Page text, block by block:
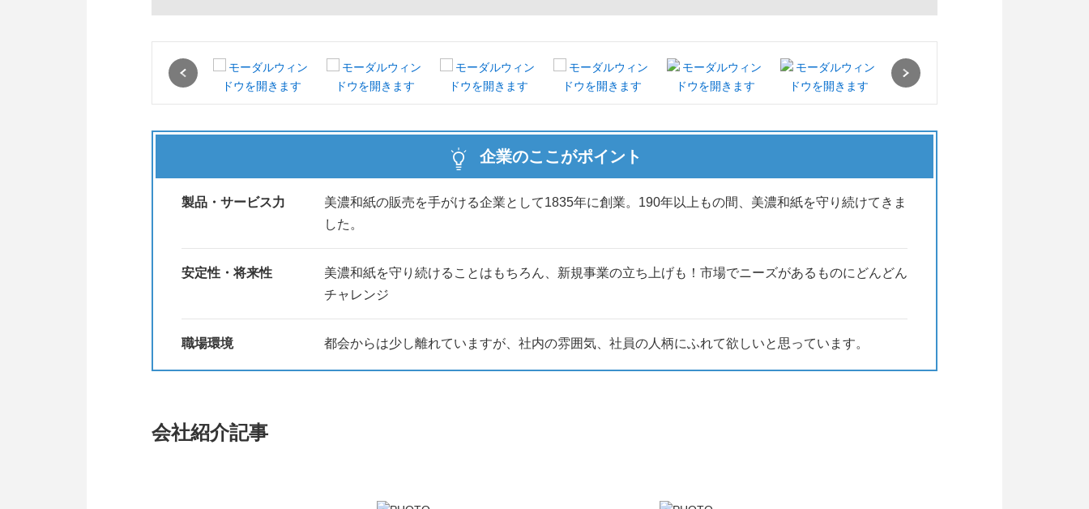
して大切に守りつつも、それに固執することなく、定評のある企画力とデザイン力を生かした商品開発で、常に新しい事業展開を目指して
おります。
していただいております。
タチでブランドごとに企画・提案していく…そんな仕事を一緒にやってくれる皆さんを募集しています。
当社の説明会詳細はセミナー画面にて掲載しますので、是非、チェックしてみてください！
企業とともに自らが「成長したい」、「いろいろなことにチャレンジしたい」というみなさんにお会いできるのを楽しみにしております。
企業のここがポイント
製品・サービス力
美濃和紙の販売を手がける企業として1835年に創業。190年以上もの間、美濃和紙を守り続けてきま
した。
安定性・将来性
美濃和紙を守り続けることはもちろん、新規事業の立ち上げも！市場でニーズがあるものにどんどん
チャレンジ
職場環境 都会からは少し離れていますが、社内の雰囲気、社員の人柄にふれて欲しいと思っています。
会社紹介記事